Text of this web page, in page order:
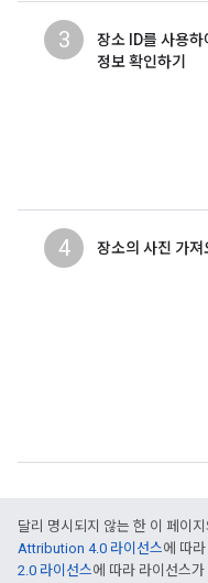
3
장소 ID를 사용하
정보 확인하기
4 장소의 사진 가져
달리 명시되지 않는 한 이 페이
Attribution 4.0 라이선스에 따
2.0 라이선스에 따라 라이선스